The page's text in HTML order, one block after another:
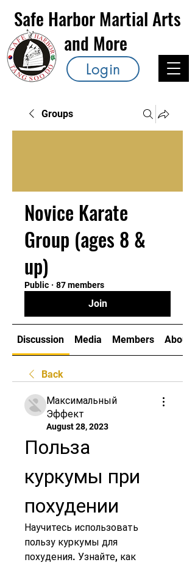
Safe Harbor Martial Arts
and More
Login
Groups
Novice Karate
Group (ages 8 &
up)
Public · 87 members
Join
Discussion Media Members About
Back
Максимальный
Эффект
August 28, 2023
Польза
куркумы при
похудении
Научитесь использовать
пользу куркумы для
похудения. Узнайте, как